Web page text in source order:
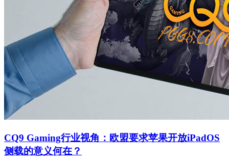
CQ9 Gaming行业视角：欧盟要求苹果开放iPadOS
侧载的意义何在？